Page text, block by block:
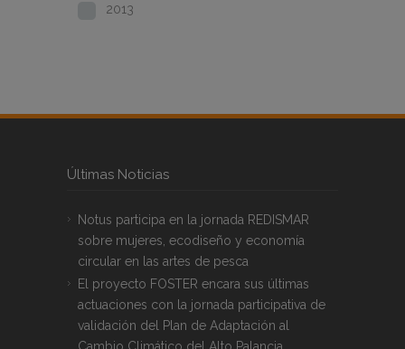
2013
Últimas Noticias
Notus participa en la jornada REDISMAR
sobre mujeres, ecodiseño y economía
circular en las artes de pesca
El proyecto FOSTER encara sus últimas
actuaciones con la jornada participativa de
validación del Plan de Adaptación al